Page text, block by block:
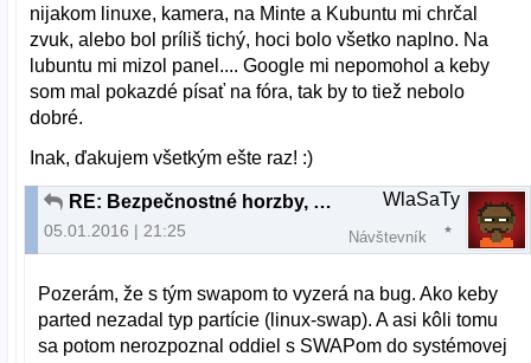
nijakom linuxe, kamera, na Minte a Kubuntu mi chrčal
zvuk, alebo bol príliš tichý, hoci bolo všetko naplno. Na
lubuntu mi mizol panel.... Google mi nepomohol a keby
som mal pokazdé písať na fóra, tak by to tiež nebolo
dobré.
Inak, ďakujem všetkým ešte raz! :)
RE: Bezpečnostné horzby, alebo planý poplach?
05.01.2016 | 21:25
WlaSaTy
Návštevník
Pozerám, že s tým swapom to vyzerá na bug. Ako keby
parted nezadal typ partície (linux-swap). A asi kôli tomu
sa potom nerozpoznal oddiel s SWAPom do systémovej